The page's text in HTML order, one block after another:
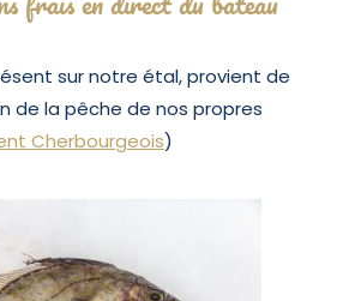
sur notre étal, provient de
de la pêche de nos propres
Cherbourgeois)